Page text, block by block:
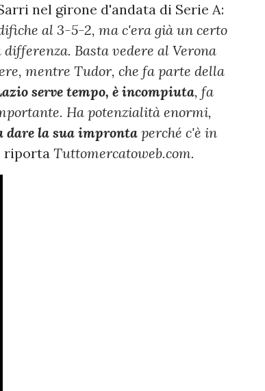
nel girone d'andata di Serie A:
al 3-5-2, ma c'era già un certo
Basta vedere al Verona
mentre Tudor, che fa parte della
serve tempo, è incompiuta, fa
Ha potenzialità enormi,
dare la sua impronta perché c'è in
riportaTuttomercatoweb.com.